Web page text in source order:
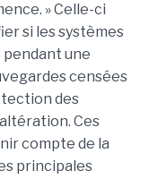
» Celle-ci
si les systèmes
une
censées
des
Ces
compte de la
principales